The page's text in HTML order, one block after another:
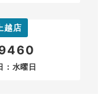
越店
水曜日